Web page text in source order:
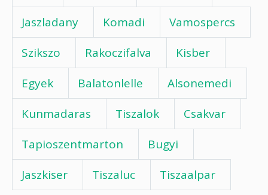
Jaszladany
Komadi
Vamospercs
Szikszo
Rakoczifalva
Kisber
Egyek
Balatonlelle
Alsonemedi
Kunmadaras
Tiszalok
Csakvar
Tapioszentmarton
Bugyi
Jaszkiser
Tiszaluc Tiszaalpar